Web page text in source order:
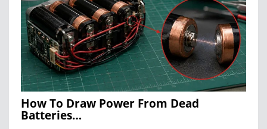
How To Draw Power From Dead
Batteries…